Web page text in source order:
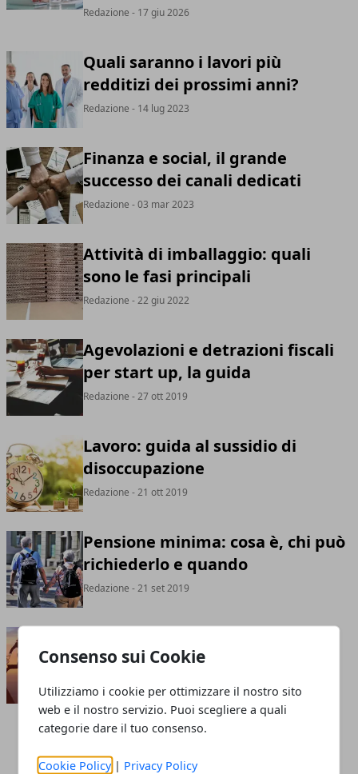
Consenso sui Cookie
Utilizziamo i cookie per ottimizzare il nostro sito
web e il nostro servizio. Puoi scegliere a quali
categorie dare il tuo consenso.
Cookie Policy | Privacy Policy
Redazione - 17 giu 2026
Quali saranno i lavori più
redditizi dei prossimi anni?
Redazione - 14 lug 2023
Finanza e social, il grande
successo dei canali dedicati
Redazione - 03 mar 2023
Attività di imballaggio: quali
sono le fasi principali
Redazione - 22 giu 2022
Agevolazioni e detrazioni fiscali
per start up, la guida
Redazione - 27 ott 2019
Lavoro: guida al sussidio di
disoccupazione
Redazione - 21 ott 2019
Pensione minima: cosa è, chi può
richiederlo e quando
Redazione - 21 set 2019
italiani, tra i più bassi d’Europa
Redazione - 05 mag 2017